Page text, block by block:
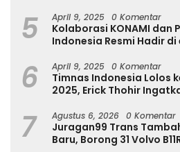
5 April 9, 2025 0 Komentar
Kolaborasi KONAMI dan
Indonesia Resmi Hadir
6 April 9, 2025 0 Komentar
Timnas Indonesia Lolos
2025, Erick Thohir
7 Agustus 6, 2026 0 Komentar
Juragan99 Trans
Baru, Borong 31 Volvo